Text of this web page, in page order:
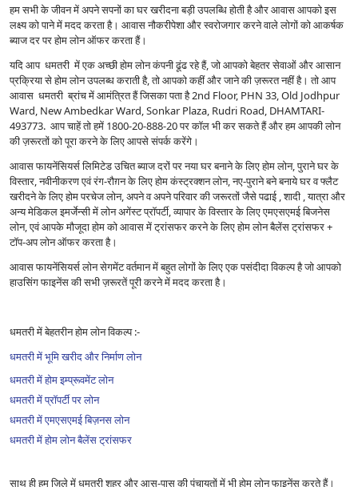
हम सभी के जीवन में अपने सपनों का घर खरीदना बड़ी उपलब्धि होती है और आवास आपको इस
लक्ष्य को पाने में मदद करता है। आवास नौकरीपेशा और स्वरोजगार करने वाले लोगों को आकर्षक
ब्याज दर पर होम लोन ऑफर करता हैं।
यदि आप धमतरी में एक अच्छी होम लोन कंपनी ढूंढ रहे हैं, जो आपको बेहतर सेवाओं और आसान
प्रक्रिया से होम लोन उपलब्ध कराती है, तो आपको कहीं और जाने की ज़रूरत नहीं है। तो आप
आवास धमतरी ब्रांच में आमंत्रित हैं जिसका पता है 2nd Floor, PHN 33, Old Jodhpur
Ward, New Ambedkar Ward, Sonkar Plaza, Rudri Road, DHAMTARI-
493773. आप चाहें तो हमें 1800-20-888-20 पर कॉल भी कर सकते हैं और हम आपकी लोन
की ज़रूरतों को पूरा करने के लिए आपसे संपर्क करेंगे।
आवास फायनेंसियर्स लिमिटेड उचित ब्याज दरों पर नया घर बनाने के लिए होम लोन, पुराने घर के
विस्तार, नवीनीकरण एवं रंग-रौग़न के लिए होम कंस्ट्रक्शन लोन, नए-पुराने बने बनाये घर व फ्लैट
खरीदने के लिए होम परचेज लोन, अपने व अपने परिवार की जरूरतों जैसे पढाई , शादी , यात्रा और
अन्य मेडिकल इमर्जेन्सी में लोन अगेंस्ट प्रॉपर्टी, व्यापार के विस्तार के लिए एमएसएमई बिजनेस
लोन, एवं आपके मौजूदा होम को आवास में ट्रांसफर करने के लिए होम लोन बैलेंस ट्रांसफर +
टॉप-अप लोन ऑफर करता है।
आवास फायनेंसियर्स लोन सेगमेंट वर्तमान में बहुत लोगों के लिए एक पसंदीदा विकल्प है जो आपको
हाउसिंग फाइनेंस की सभी ज़रूरतें पूरी करने में मदद करता है।
धमतरी में बेहतरीन होम लोन विकल्प :-
धमतरी में भूमि खरीद और निर्माण लोन
धमतरी में होम इम्प्रूवमेंट लोन
धमतरी में प्रॉपर्टी पर लोन
धमतरी में एमएसएमई बिज़नस लोन
धमतरी में होम लोन बैलेंस ट्रांसफर
साथ ही हम ज़िले में धमतरी शहर और आस-पास की पंचायतों में भी होम लोन फाइनेंस करते हैं।